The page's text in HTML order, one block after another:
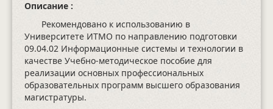
Описание :
Рекомендовано к использованию в
Университете ИТМО по направлению подготовки
09.04.02 Информационные системы и технологии в
качестве Учебно-методическое пособие для
реализации основных профессиональных
образовательных программ высшего образования
магистратуры.